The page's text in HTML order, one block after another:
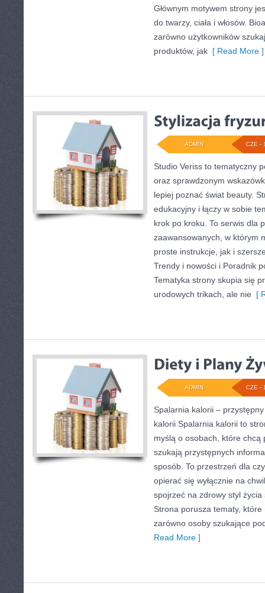
Głównym motywem strony
do twarzy, ciała i włosów.
zarówno użytkowników
produktów, jak [ Read More ]
CZE -
ADMIN
Studio Veriss to tematyczny
oraz sprawdzonym
lepiej poznać świat beauty.
edukacyjny i łączy w sobie
krok po kroku. To serwis dla
zaawansowanych, w którym
proste instrukcje, jak i
Trendy i nowości i Poradnik
Tematyka strony skupia się
urodowych trikach, ale nie [
CZE -
ADMIN
Spalarnia kalorii –
kalorii Spalarnia kalorii to
myślą o osobach, które
szukają przystępnych
sposób. To przestrzeń dla
opierać się wyłącznie na
spojrzeć na zdrowy styl
Strona porusza tematy,
zarówno osoby szukające
Read More ]